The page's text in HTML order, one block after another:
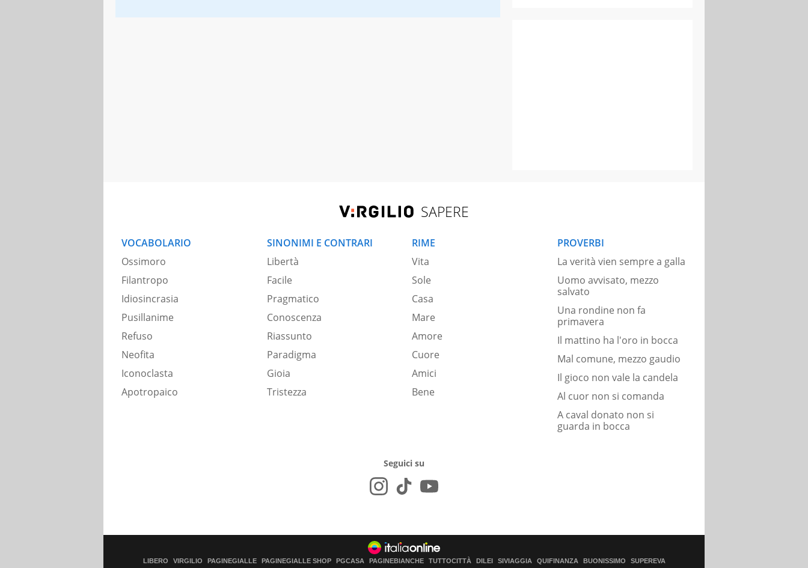
SAPERE
VOCABOLARIO
Ossimoro
Filantropo
Idiosincrasia
Pusillanime
Refuso
Neofita
Iconoclasta
Apotropaico
SINONIMI E CONTRARI
Libertà
Facile
Pragmatico
Conoscenza
Riassunto
Paradigma
Gioia
Tristezza
RIME
Vita
Sole
Casa
Mare
Amore
Cuore
Amici
Bene
PROVERBI
La verità vien sempre a galla
Uomo avvisato, mezzo
salvato
Una rondine non fa
primavera
Il mattino ha l'oro in bocca
Mal comune, mezzo gaudio
Il gioco non vale la candela
Al cuor non si comanda
A caval donato non si
guarda in bocca
Seguici su
LIBERO VIRGILIO PAGINEGIALLE PAGINEGIALLE SHOP PGCASA PAGINEBIANCHE TUTTOCITTÀ DILEI SIVIAGGIA QUIFINANZA BUONISSIMO SUPEREVA